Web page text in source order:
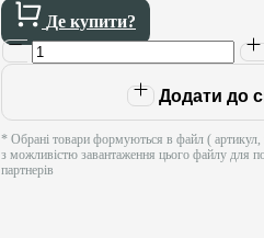
Де купити?
Додати до
* Обрані товари формуються в файл ( артикул,
з можливістю завантаження цього файлу для
партнерів